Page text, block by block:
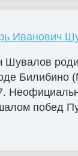
Иванович
Шувалов
Билибино
побед